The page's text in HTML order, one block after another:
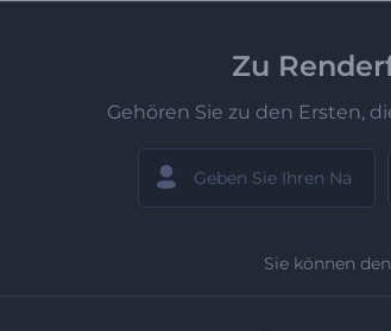
Zu
Gehören Sie zu den Ersten,
Sie können